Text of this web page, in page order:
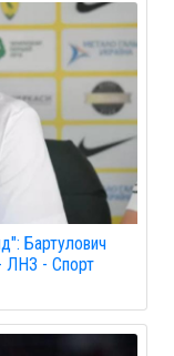
Бартулович
ЛНЗ - Спорт